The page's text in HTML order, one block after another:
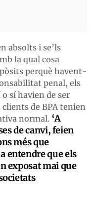
absolts i se’ls
la qual cosa
perquè havent-
penal, els
sí havien de ser
de BPA tenien
normal. ‘A
de canvi, feien
més que
entendre que els
exposat mai que